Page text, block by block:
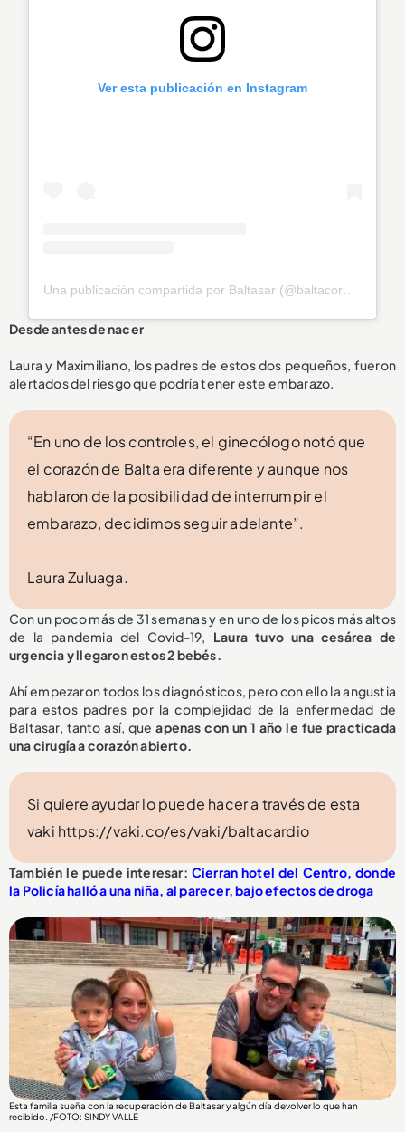
Ver esta publicación en Instagram
Desde antes de nacer
Laura y Maximiliano, los padres de estos dos pequeños, fueron
alertados del riesgo que podría tener este embarazo.
“En uno de los controles, el ginecólogo notó que
el corazón de Balta era diferente y aunque nos
hablaron de la posibilidad de interrumpir el
embarazo, decidimos seguir adelante”.
Laura Zuluaga.
Con un poco más de 31 semanas y en uno de los picos más altos
de la pandemia del Covid-19, Laura tuvo una cesárea de
urgencia y llegaron estos 2 bebés.
Ahí empezaron todos los diagnósticos, pero con ello la angustia
para estos padres por la complejidad de la enfermedad de
Baltasar, tanto así, queapenas con un 1 año le fue practicada
una cirugía a corazón abierto.
Si quiere ayudar lo puede hacer a través de esta
vaki https://vaki.co/es/vaki/baltacardio
También le puede interesar: Cierran hotel del Centro, donde
la Policía halló a una niña, al parecer, bajo efectos de droga
Esta familia sueña con la recuperación de Baltasar y algún día devolver lo que han
recibido. /FOTO: SINDY VALLE